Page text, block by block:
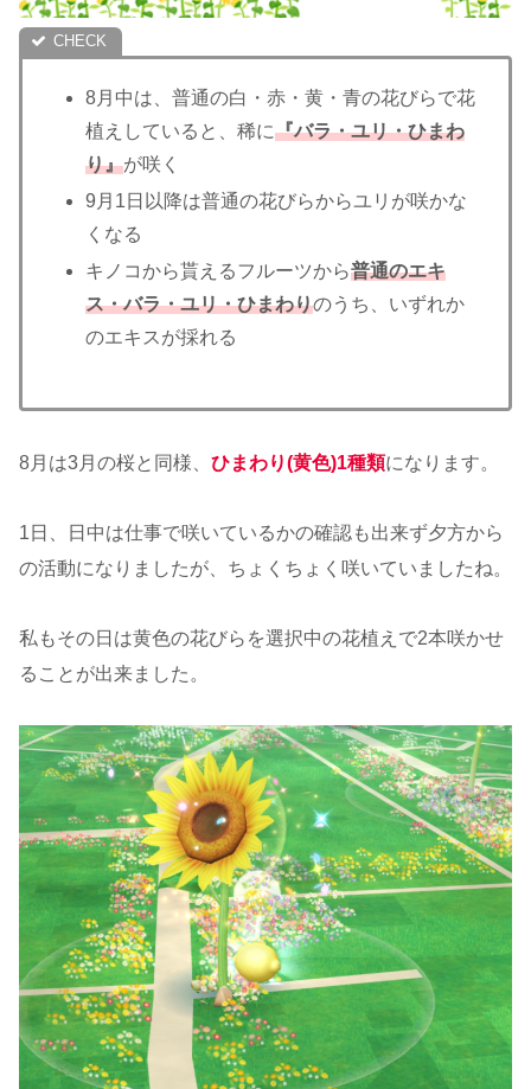
8月中は、普通の白・赤・黄・青の花びらで花
植えしていると、稀に『バラ・ユリ・ひまわ
り』が咲く
9月1日以降は普通の花びらからユリが咲かな
くなる
キノコから貰えるフルーツから普通のエキ
ス・バラ・ユリ・ひまわりのうち、いずれか
のエキスが採れる
8月は3月の桜と同様、 ひまわり(黄色)1種類になります。
1日、日中は仕事で咲いているかの確認も出来ず夕方から
の活動になりましたが、ちょくちょく咲いていましたね。
私もその日は黄色の花びらを選択中の花植えで2本咲かせ
ることが出来ました。